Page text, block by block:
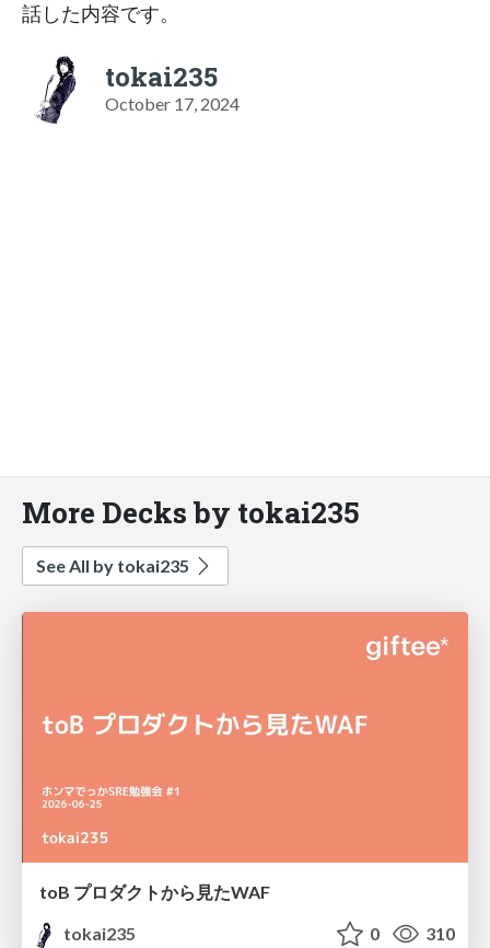
話した内容です。
tokai235
October 17, 2024
More Decks by tokai235
See All by tokai235
toB プロダクトから見たWAF
tokai235
0 310